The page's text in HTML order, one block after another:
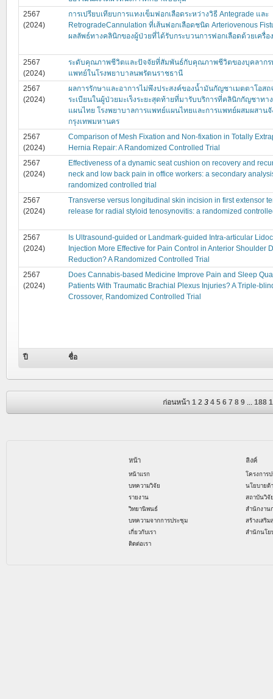
2567
(2024)
การเปรียบเทียบการแทงเข็มฟอกเลือดระหว่างวิธี Antegrade และ
RetrogradeCannulation ที่เส้นฟอกเลือดชนิด Arteriovenous
ผลลัพธ์ทางคลินิกของผู้ป่วยที่ได้รับกระบวนการฟอกเลือดด้วยเครื่อ
2567
(2024)
ระดับคุณภาพชีวิตและปัจจัยที่สัมพันธ์กับคุณภาพชีวิตของบุคลากร
แพทย์ในโรงพยาบาลนพรัตนราชธานี
2567
(2024)
ผลการรักษาและอาการไม่พึงประสงค์ของน้ำมันกัญชาเมตตาโอสถ
ระเบียนในผู้ป่วยมะเร็งระยะสุดท้ายที่มารับบริการที่คลินิกกัญชาทา
แผนไทย โรงพยาบาลการแพทย์แผนไทยและการแพทย์ผสมผสาน
กรุงเทพมหานคร
2567
(2024)
Comparison of Mesh Fixation and Non-fixation in Totally
Hernia Repair: A Randomized Controlled Trial
2567
(2024)
Effectiveness of a dynamic seat cushion on recovery and
neck and low back pain in office workers: a secondary
randomized controlled trial
2567
(2024)
Transverse versus longitudinal skin incision in first extensor
release for radial styloid tenosynovitis: a randomized
2567
(2024)
Is Ultrasound-guided or Landmark-guided Intra-articular
Injection More Effective for Pain Control in Anterior Shoulder
Reduction? A Randomized Controlled Trial
2567
(2024)
Does Cannabis-based Medicine Improve Pain and Sleep
Patients With Traumatic Brachial Plexus Injuries? A Triple-
Crossover, Randomized Controlled Trial
ปี ชื่อ
ก่อนหน้า 1 2 3 4 5 6 7 8 9 ... 188
หน้า
หน้าแรก
บทความวิจัย
รายงาน
วิทยานิพนธ์
บทความจากการประชุม
เกี่ยวกับเรา
ติดต่อเรา
ลิงค์
โครงการ
นโยบายด้
สถาบันวิจั
สำนักงาน
สร้างเสริ
สำนักนโย